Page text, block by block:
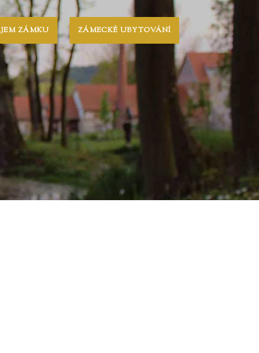
ZÁMKU ZÁMECKÉ UBYTOVÁNÍ